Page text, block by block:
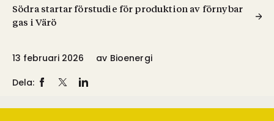
Södra startar förstudie för produktion av förnybar
gas i Värö
13 februari 2026 av Bioenergi
Dela: